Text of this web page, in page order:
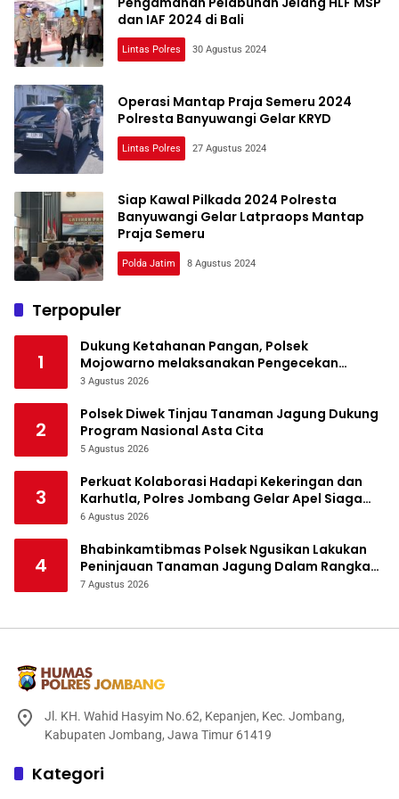
dan IAF 2024 di Bali
Lintas Polres 30 Agustus 2024
Operasi Mantap Praja Semeru 2024
Polresta Banyuwangi Gelar KRYD
Lintas Polres 27 Agustus 2024
Siap Kawal Pilkada 2024 Polresta
Banyuwangi Gelar Latpraops Mantap
Praja Semeru
Polda Jatim 8 Agustus 2024
Terpopuler
1
Dukung Ketahanan Pangan, Polsek
Mojowarno melaksanakan Pengecekan
Tanaman Jagung
3 Agustus 2026
2
Polsek Diwek Tinjau Tanaman Jagung Dukung
Program Nasional Asta Cita
5 Agustus 2026
3
Perkuat Kolaborasi Hadapi Kekeringan dan
Karhutla, Polres Jombang Gelar Apel Siaga
Bencana
6 Agustus 2026
4
Bhabinkamtibmas Polsek Ngusikan Lakukan
Peninjauan Tanaman Jagung Dalam Rangka
Mendukung Ketahanan Pangan
7 Agustus 2026
Jl. KH. Wahid Hasyim No.62, Kepanjen, Kec. Jombang,
Kabupaten Jombang, Jawa Timur 61419
Kategori